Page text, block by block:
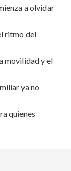
a olvidar
ritmo del
movilidad y el
ya no
quienes